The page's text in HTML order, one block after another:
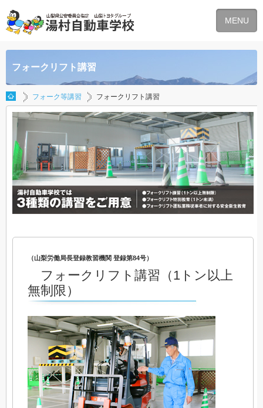
MENU
フォークリフト講習
フォーク等講習 フォークリフト講習
（山梨労働局長登録教習機関 登録第84号）
フォークリフト講習（1トン以上
無制限）